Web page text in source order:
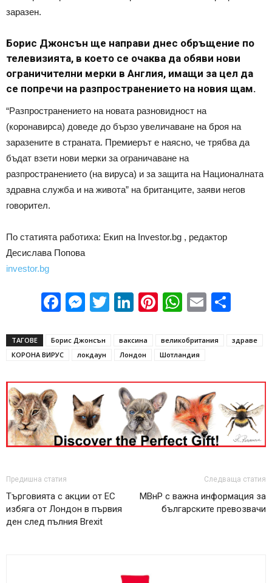
заразен.
Борис Джонсън ще направи днес обръщение по
телевизията, в което се очаква да обяви нови
ограничителни мерки в Англия, имащи за цел да
се попречи на разпространението на новия щам.
“Разпространението на новата разновидност на
(коронавирса) доведе до бързо увеличаване на броя на
заразените в страната. Премиерът е наясно, че трябва да
бъдат взети нови мерки за ограничаване на
разпространението (на вируса) и за защита на Националната
здравна служба и на живота” на британците, заяви негов
говорител.
По статията работиха: Екип на Investor.bg , редактор
Десислава Попова
investor.bg
Facebook
Messenger
Twitter
LinkedIn
Pinterest
WhatsApp
Email
ТАГОВЕ Борис Джонсън ваксина великобритания
здраве
КОРОНА ВИРУС
локдаун Лондон Шотландия
Предишна статия
Търговията с акции от ЕС
избяга от Лондон в първия
ден след пълния Brexit
Следваща статия
МВнР с важна информация за
българските превозвачи